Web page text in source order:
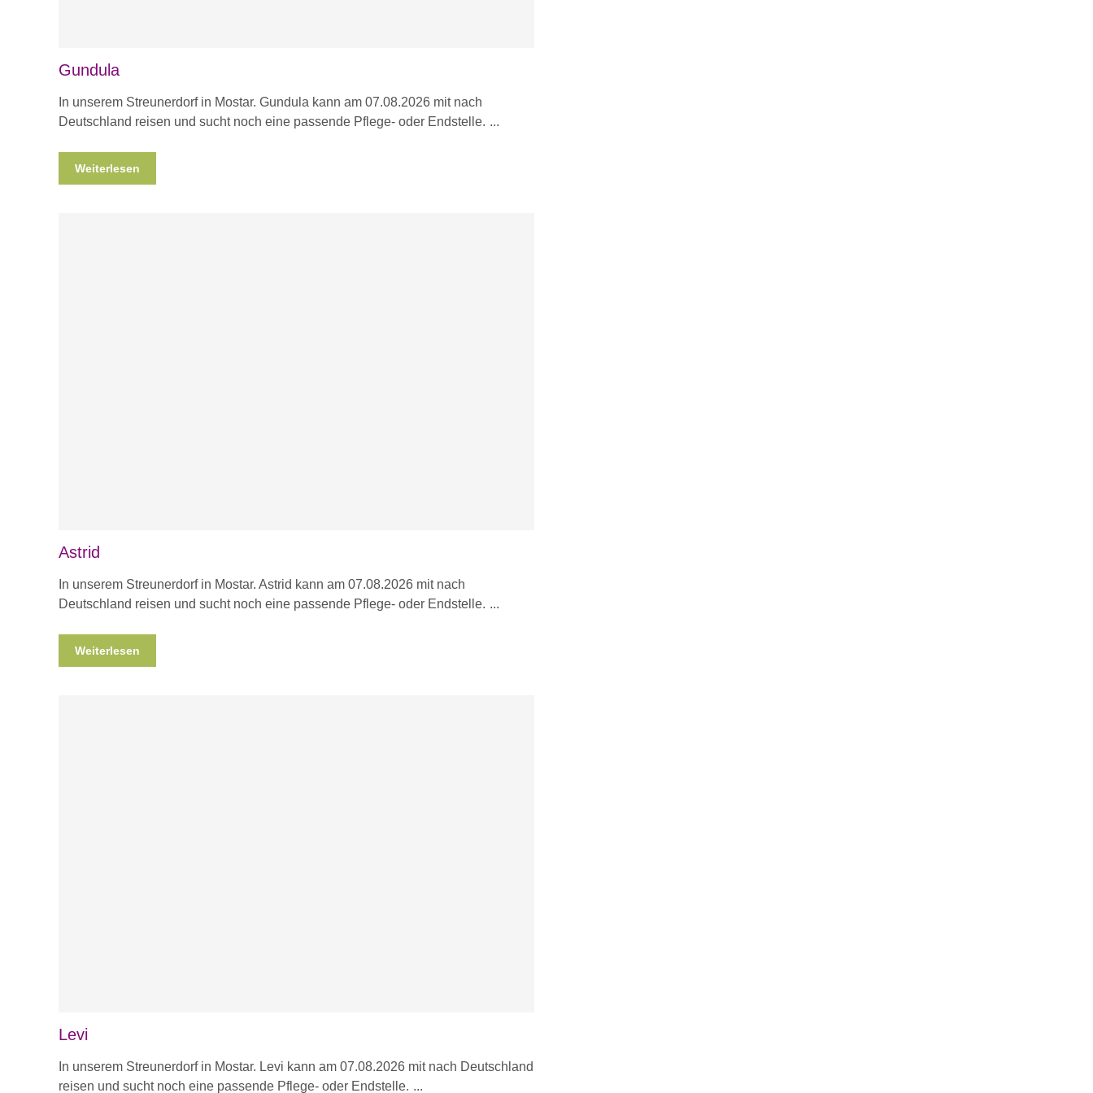
Gundula
In unserem Streunerdorf in Mostar. Gundula kann am 07.08.2026 mit nach
Deutschland reisen und sucht noch eine passende Pflege- oder Endstelle.
Weiterlesen
Astrid
In unserem Streunerdorf in Mostar. Astrid kann am 07.08.2026 mit nach
Deutschland reisen und sucht noch eine passende Pflege- oder Endstelle.
Weiterlesen
Levi
In unserem Streunerdorf in Mostar. Levi kann am 07.08.2026 mit nach Deutschland
reisen und sucht noch eine passende Pflege- oder Endstelle.